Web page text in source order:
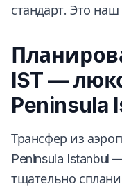
стандарт. Это
IST —
Peninsula
Трансфер из
Peninsula Istanbul
тщательно